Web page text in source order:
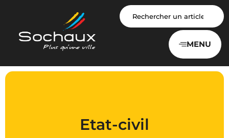
MENU
Etat-civil
Panneau de gestion des cookies